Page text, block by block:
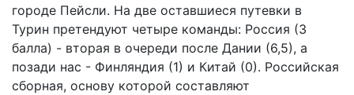
городе Пейсли. На две оставшиеся путевки в
Турин претендуют четыре команды: Россия (3
балла) - вторая в очереди после Дании (6,5), а
позади нас - Финляндия (1) и Китай (0). Российская
сборная, основу которой составляют